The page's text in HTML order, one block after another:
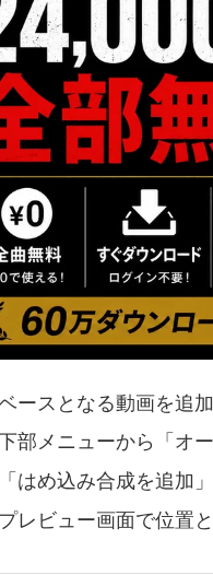
ースとなる動画を追
部メニューから「オ
はめ込み合成を追加
レビュー画面で位置